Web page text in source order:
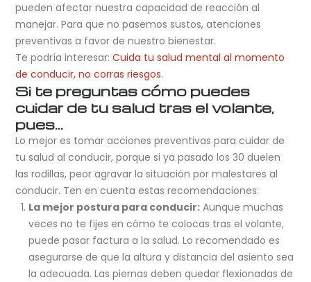
pueden afectar nuestra capacidad de reacción al
manejar. Para que no pasemos sustos, atenciones
preventivas a favor de nuestro bienestar.
Te podría interesar:Cuida tu salud mental al momento
de conducir, no corras riesgos.
Si te preguntas cómo puedes
cuidar de tu salud tras el volante,
pues…
Lo mejor es tomar acciones preventivas para cuidar de
tu salud al conducir, porque si ya pasado los 30 duelen
las rodillas, peor agravar la situación por malestares al
conducir. Ten en cuenta estas recomendaciones:
La mejor postura para conducir:Aunque muchas
veces no te fijes en cómo te colocas tras el volante,
puede pasar factura a la salud. Lo recomendado es
asegurarse de que la altura y distancia del asiento sea
la adecuada. Las piernas deben quedar flexionadas de